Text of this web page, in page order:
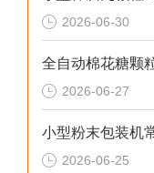
2026-06-30
2026-06-27
小型粉末包装机
2026-06-25